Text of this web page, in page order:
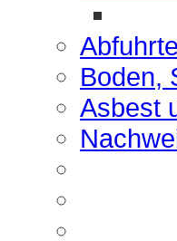
Boden,
Asbest